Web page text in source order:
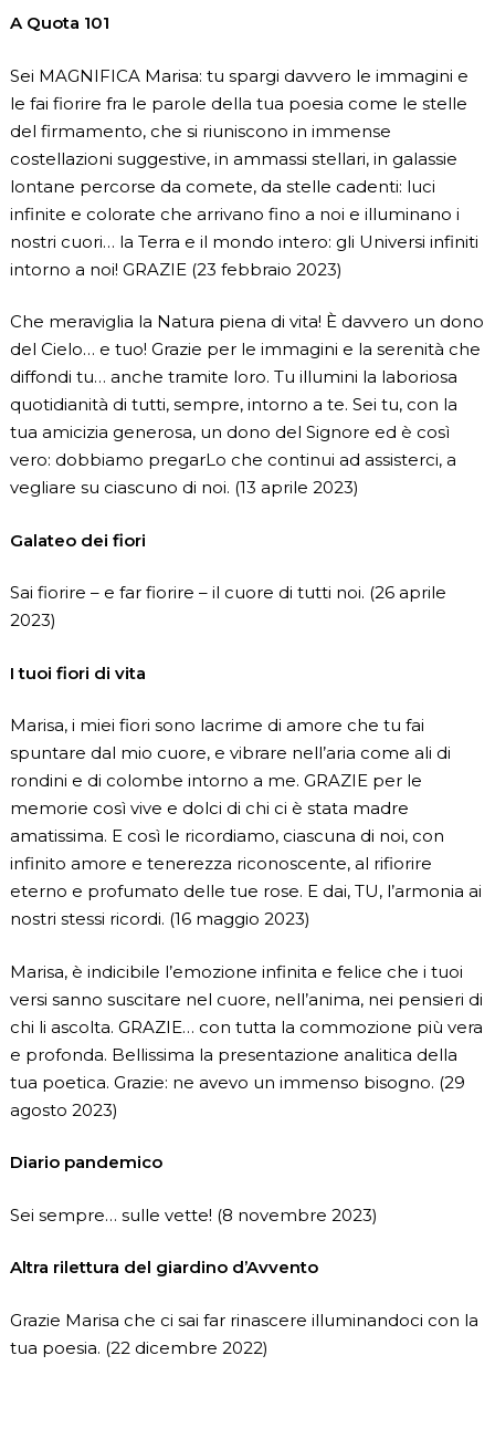
A Quota 101
Sei MAGNIFICA Marisa: tu spargi davvero le immagini e
le fai fiorire fra le parole della tua poesia come le stelle
del firmamento, che si riuniscono in immense
costellazioni suggestive, in ammassi stellari, in galassie
lontane percorse da comete, da stelle cadenti: luci
infinite e colorate che arrivano fino a noi e illuminano i
nostri cuori… la Terra e il mondo intero: gli Universi infiniti
intorno a noi! GRAZIE (23 febbraio 2023)
Che meraviglia la Natura piena di vita! È davvero un dono
del Cielo… e tuo! Grazie per le immagini e la serenità che
diffondi tu… anche tramite loro. Tu illumini la laboriosa
quotidianità di tutti, sempre, intorno a te. Sei tu, con la
tua amicizia generosa, un dono del Signore ed è così
vero: dobbiamo pregarLo che continui ad assisterci, a
vegliare su ciascuno di noi. (13 aprile 2023)
Galateo dei fiori
Sai fiorire – e far fiorire – il cuore di tutti noi. (26 aprile
2023)
I tuoi fiori di vita
Marisa, i miei fiori sono lacrime di amore che tu fai
spuntare dal mio cuore, e vibrare nell’aria come ali di
rondini e di colombe intorno a me. GRAZIE per le
memorie così vive e dolci di chi ci è stata madre
amatissima. E così le ricordiamo, ciascuna di noi, con
infinito amore e tenerezza riconoscente, al rifiorire
eterno e profumato delle tue rose. E dai, TU, l’armonia ai
nostri stessi ricordi. (16 maggio 2023)
Marisa, è indicibile l’emozione infinita e felice che i tuoi
versi sanno suscitare nel cuore, nell’anima, nei pensieri di
chi li ascolta. GRAZIE… con tutta la commozione più vera
e profonda. Bellissima la presentazione analitica della
tua poetica. Grazie: ne avevo un immenso bisogno. (29
agosto 2023)
Diario pandemico
Sei sempre… sulle vette! (8 novembre 2023)
Altra rilettura del giardino d’Avvento
Grazie Marisa che ci sai far rinascere illuminandoci con la
tua poesia. (22 dicembre 2022)